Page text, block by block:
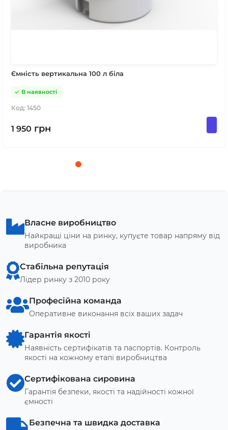
Ємність вертикальна 100 л біла
Код: 1450
В наявності
1 950 грн
Власне виробництво
Найкращі ціни на ринку, купуєте товар напряму від
виробника
Стабільна репутація
Лідер ринку з 2010 року
Професійна команда
Оперативне виконання всіх ваших задач
Гарантія якості
Наявність сертифікатів та паспортів. Контроль
якості на кожному етапі виробництва
Сертифікована сировина
Гарантія безпеки, якості та надійності кожної
ємності
Безпечна та швидка доставка